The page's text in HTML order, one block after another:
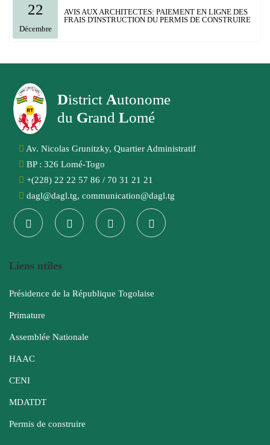
22
Décembre
AVIS AUX ARCHITECTES: PAIEMENT EN LIGNE DES
FRAIS D'INSTRUCTION DU PERMIS DE CONSTRUIRE
District Autonome
du Grand Lomé
Av. Nicolas Grunitzky, Quartier Administratif
BP : 326 Lomé-Togo
+(228) 22 22 57 86 / 70 31 21 21
dagl@dagl.tg, communication@dagl.tg
Liens utiles
Présidence de la République Togolaise
Primature
Assemblée Nationale
HAAC
CENI
MDATDT
Permis de construire